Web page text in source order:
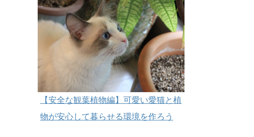
【安全な観葉植物編】可愛い愛猫と植
物が安心して暮らせる環境を作ろう